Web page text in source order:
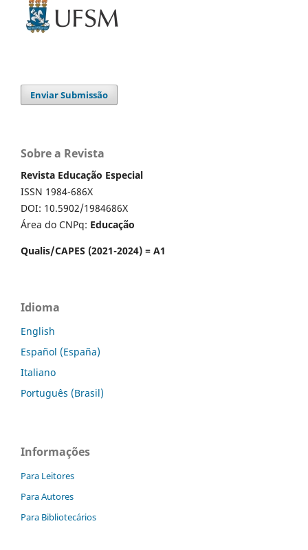
Enviar Submissão
Sobre a Revista
Revista Educação Especial
ISSN 1984-686X
DOI: 10.5902/1984686X
Área do CNPq: Educação
Qualis/CAPES (2021-2024) = A1
Idioma
English
Español (España)
Italiano
Português (Brasil)
Informações
Para Leitores
Para Autores
Para Bibliotecários